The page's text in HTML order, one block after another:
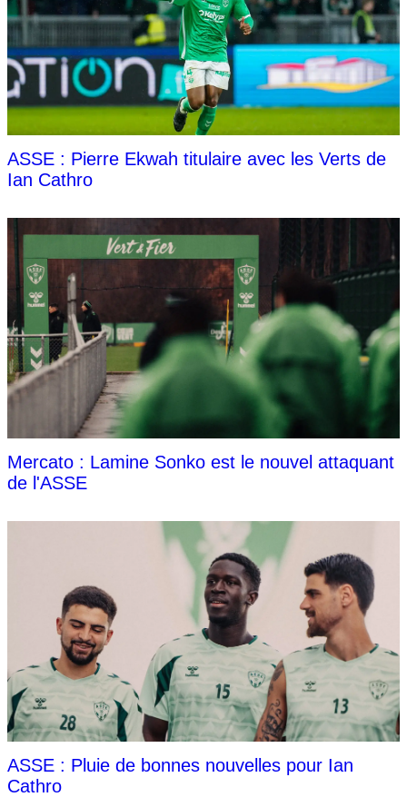
ASSE : Pierre Ekwah titulaire avec les Verts de
Ian Cathro
Mercato : Lamine Sonko est le nouvel attaquant
de l'ASSE
ASSE : Pluie de bonnes nouvelles pour Ian
Cathro